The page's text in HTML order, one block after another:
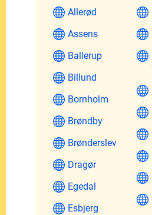
Allerød
Assens
Ballerup
Billund
Bornholm
Brøndby
Brønderslev
Dragør
Egedal
Esbjerg